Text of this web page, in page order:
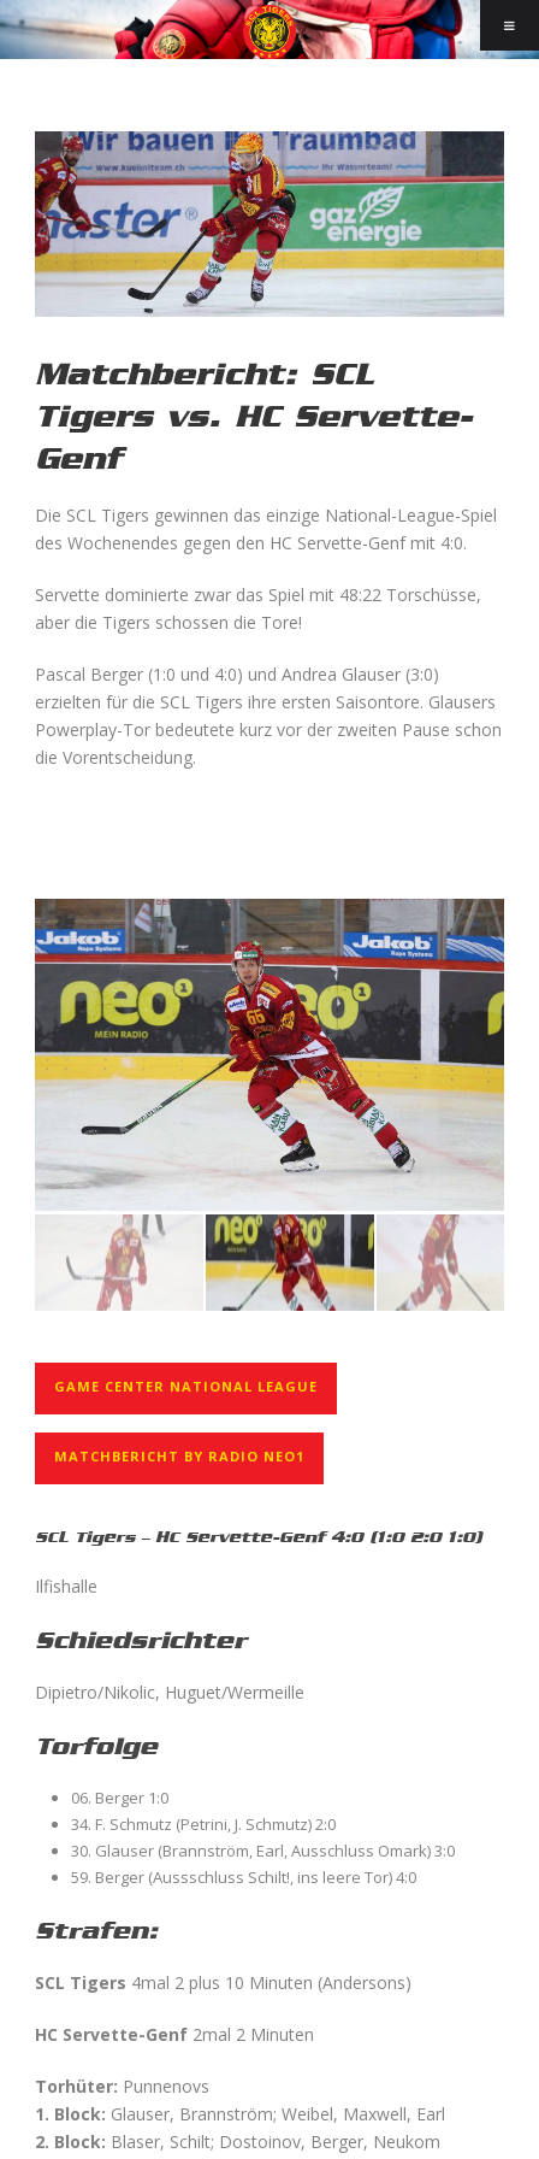
Matchbericht: SCL
Tigers vs. HC Servette-
Genf
Die SCL Tigers gewinnen das einzige National-League-Spiel
des Wochenendes gegen den HC Servette-Genf mit 4:0.
Servette dominierte zwar das Spiel mit 48:22 Torschüsse,
aber die Tigers schossen die Tore!
Pascal Berger (1:0 und 4:0) und Andrea Glauser (3:0)
erzielten für die SCL Tigers ihre ersten Saisontore. Glausers
Powerplay-Tor bedeutete kurz vor der zweiten Pause schon
die Vorentscheidung.
GAME CENTER NATIONAL LEAGUE
MATCHBERICHT BY RADIO NEO1
SCL Tigers – HC Servette-Genf 4:0 (1:0 2:0 1:0)
Ilfishalle
Schiedsrichter
Dipietro/Nikolic, Huguet/Wermeille
Torfolge
06. Berger 1:0
34. F. Schmutz (Petrini, J. Schmutz) 2:0
30. Glauser (Brannström, Earl, Ausschluss Omark) 3:0
59. Berger (Aussschluss Schilt!, ins leere Tor) 4:0
Strafen:
SCL Tigers 4mal 2 plus 10 Minuten (Andersons)
HC Servette-Genf 2mal 2 Minuten
Torhüter: Punnenovs
1. Block: Glauser, Brannström; Weibel, Maxwell, Earl
2. Block: Blaser, Schilt; Dostoinov, Berger, Neukom